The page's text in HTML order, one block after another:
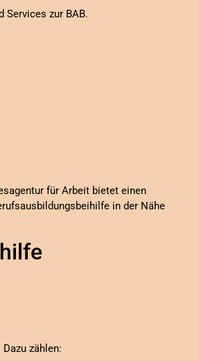
zur BAB.
für Arbeit bietet einen
in der Nähe
zählen: